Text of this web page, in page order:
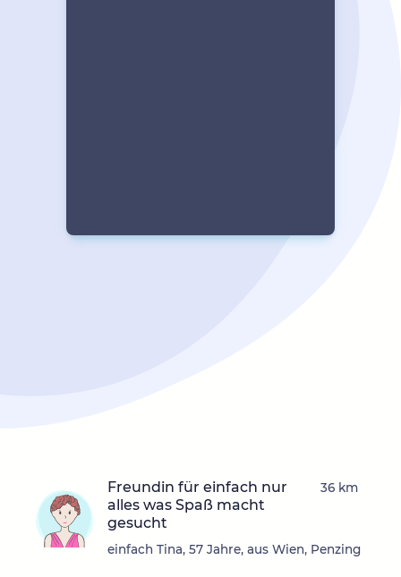
Freundin für einfach nur
alles was Spaß macht
gesucht
einfach Tina, 57 Jahre, aus Wien, Penzing
36 km